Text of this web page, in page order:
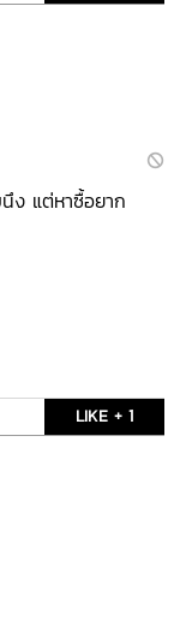
ง แต่หาซื้อยาก
LIKE + 1